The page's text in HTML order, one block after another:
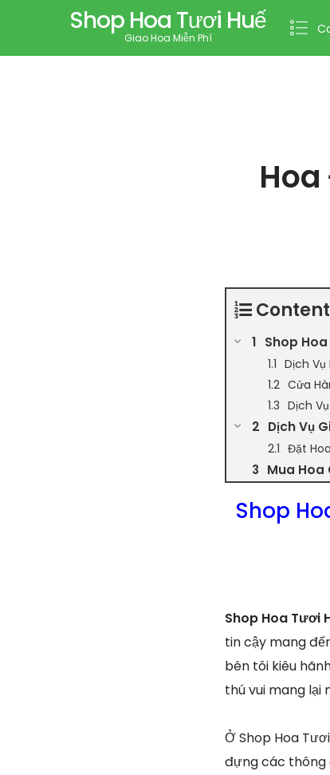
Shop Hoa Tươi Huế
Giao Hoa Miễn Phí
Shop
Dịch Vụ
Cửa
Dịch
Dịch Vụ
Đặt
Mua Hoa
Shop
Shop Hoa Tươi
tin cậy mang
bên tôi kiêu
thú vui mang lại
Ở Shop Hoa
đựng các thông